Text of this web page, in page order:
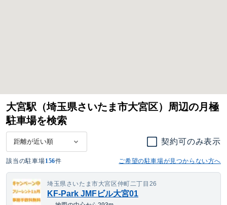
大宮駅（埼玉県さいたま市大宮区）周辺の月極
駐車場を検索
契約可のみ表示
該当の駐車場156件 ご希望の駐車場が見つからない方へ
埼玉県さいたま市大宮区仲町二丁目26
KF-Park JMFビル大宮01